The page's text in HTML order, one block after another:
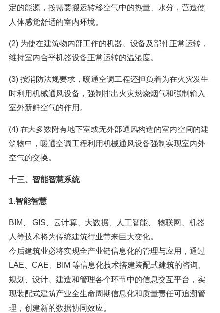
定的能源，按需要搬运转移空气中的热量、水分，营造使
人体感觉舒适的室内环境。
(2) 为使在建筑物内部工作的机器、设备及部件正常运转，
维持室内合乎机器设备正常运转的温湿度。
(3) 按消防法规要求，暖通空调工程还担负着为在火灾发生
时利用机械通风设备，强制排出火灾燃烧烟气和强制输入
室外新鲜空气的作用。
(4) 在大多数附有地下室或无外部通风构造的室内空间的建
筑物中，暖通空调工程利用机械通风设备强制实现室内外
空气的交换。
十三、智能智慧系统
1.智能智慧
BIM、 GIS、云计算、大数据、人工智能、 物联网、机器
人等技术将为传统建筑行业带来巨大变化。
今后建筑业必将实现全产业链信息化的管理与应用，通过
LAE、CAE、BIM 等信息化技术搭建装配式建筑的咨询、
规划、设计、建造和管理各个环节中的信息交互平台，实
现装配式建筑产业全生命周期信息化和质量责任可追溯管
理，创建新的数据协同效应。